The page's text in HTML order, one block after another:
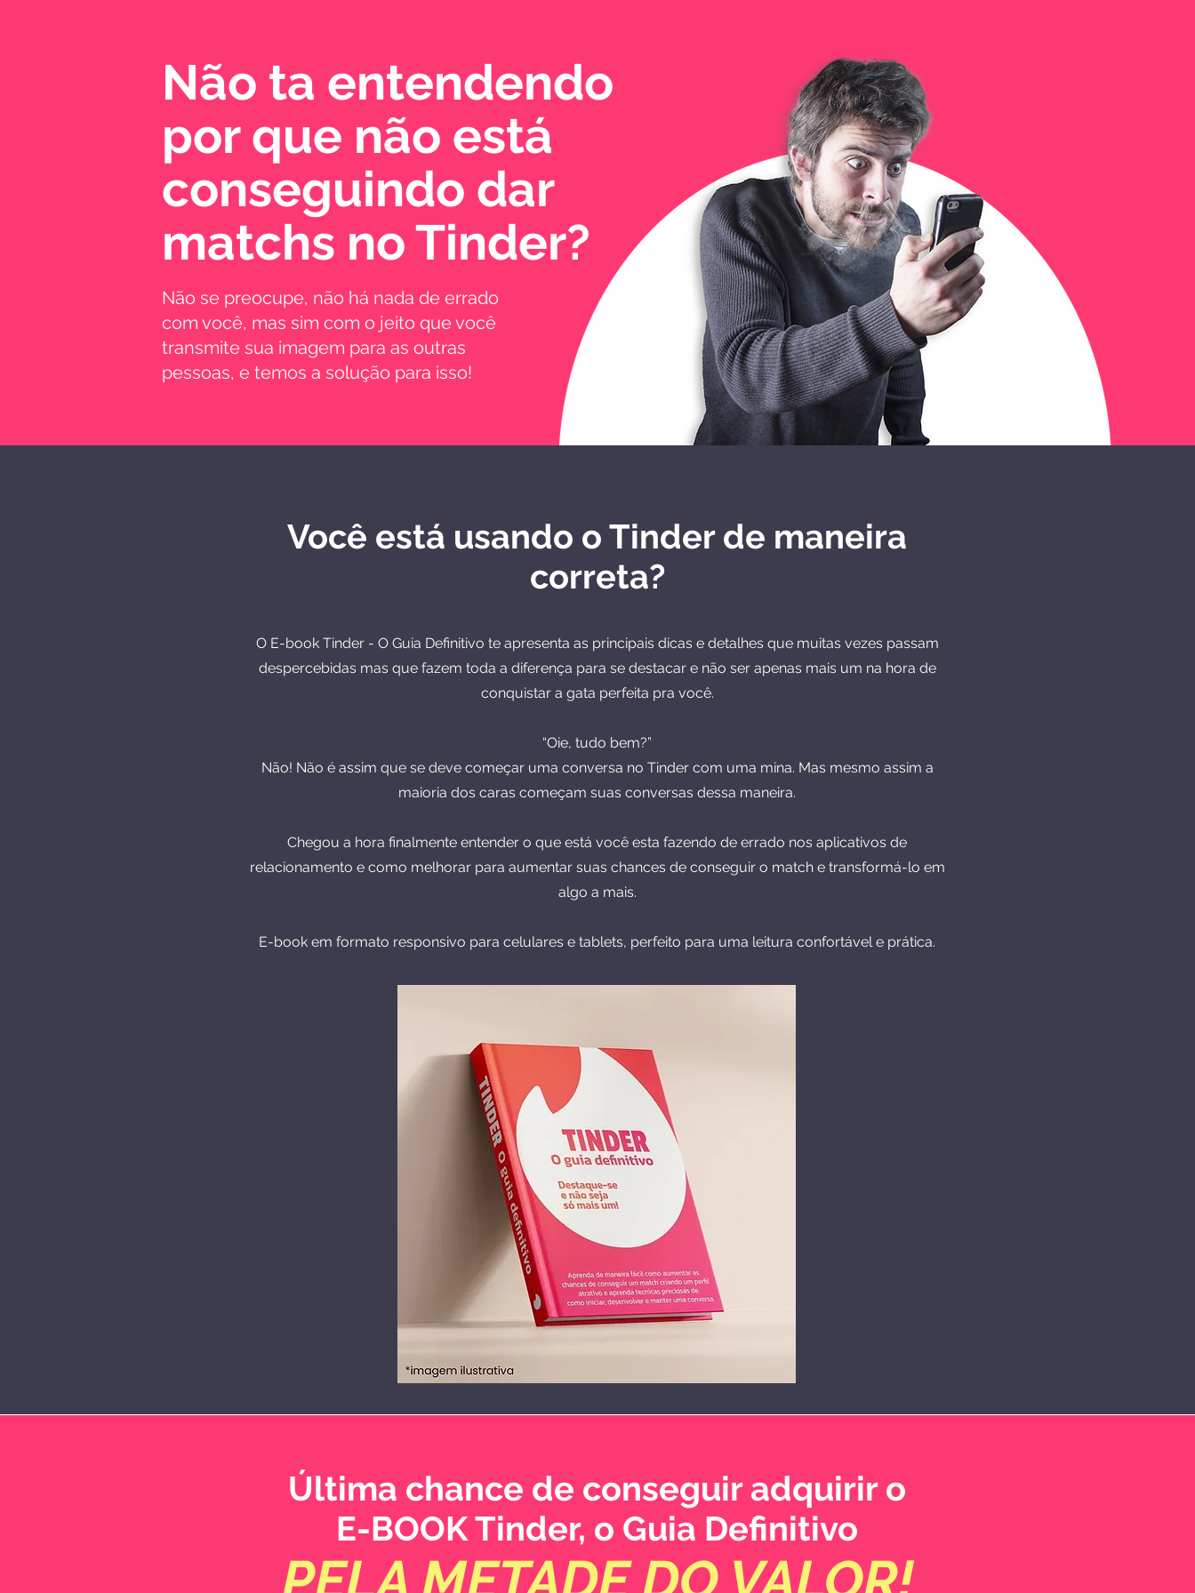
Não ta entendendo
por que não está
conseguindo dar
matchs no Tinder?
Não se preocupe, não há nada de errado
com você, mas sim com o jeito que você
transmite sua imagem para as outras
pessoas, e temos a solução para isso!
Você está usando o Tinder de maneira
correta?
O E-book Tinder - O Guia Definitivo te apresenta as principais dicas e detalhes que muitas vezes passam
despercebidas mas que fazem toda a diferença para se destacar e não ser apenas mais um na hora de
conquistar a gata perfeita pra você.
“Oie, tudo bem?”
Não! Não é assim que se deve começar uma conversa no Tinder com uma mina. Mas mesmo assim a
maioria dos caras começam suas conversas dessa maneira.
Chegou a hora finalmente entender o que está você esta fazendo de errado nos aplicativos de
relacionamento e como melhorar para aumentar suas chances de conseguir o match e transformá-lo em
algo a mais.
E-book em formato responsivo para celulares e tablets, perfeito para uma leitura confortável e prática.
Última chance de conseguir adquirir o
E-BOOK Tinder, o Guia Definitivo
PELA METADE DO VALOR!